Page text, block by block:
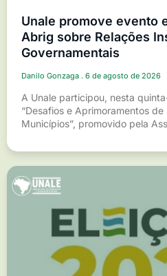
Unale promove evento
Abrig sobre Relações
Governamentais
Danilo Gonzaga 6 de agosto de 2026
A Unale participou, nesta
“Desafios e Aprimoramentos de
Municípios”, promovido pela